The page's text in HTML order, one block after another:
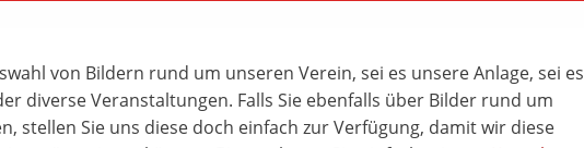
von Bildern rund um unseren Verein, sei es unsere Anlage, sei es
diverse Veranstaltungen. Falls Sie ebenfalls über Bilder rund um
stellen Sie uns diese doch einfach zur Verfügung, damit wir diese